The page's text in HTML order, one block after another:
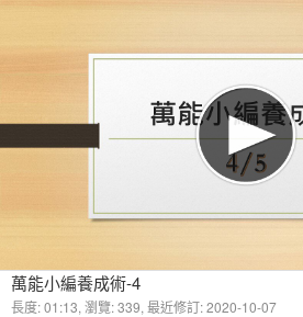
萬能小編養成術-4
長度: 01:13, 瀏覽: 339, 最近修訂: 2020-10-07